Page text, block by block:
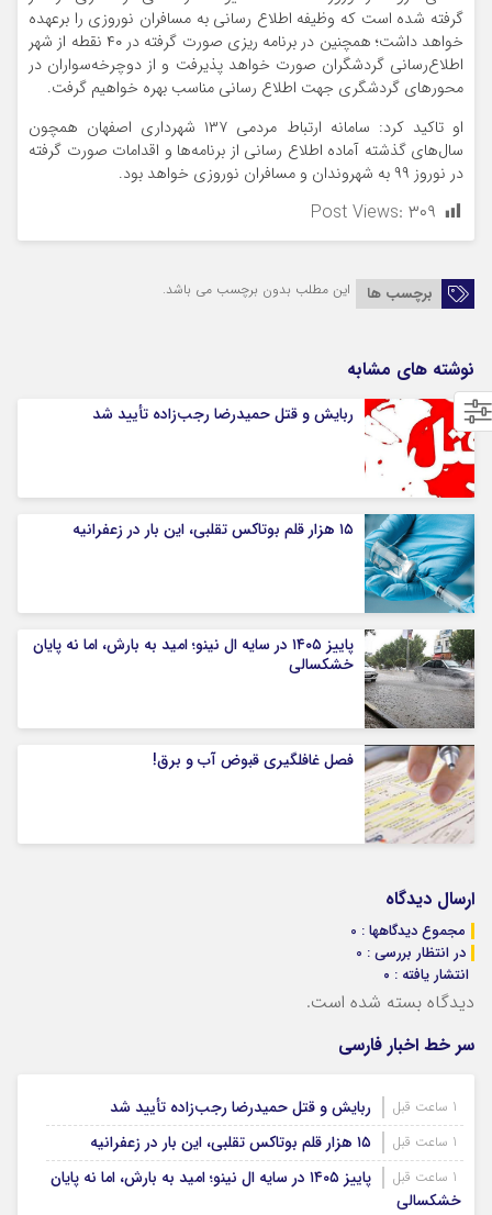
گرفته شده است که وظیفه اطلاع رسانی به مسافران نوروزی را برعهده
خواهد داشت؛ همچنین در برنامه ریزی صورت گرفته در ۴۰ نقطه از شهر
اطلاع‌رسانی گردشگران صورت خواهد پذیرفت و از دوچرخه‌سواران در
محور‌های گردشگری جهت اطلاع رسانی مناسب بهره خواهیم گرفت.
او تاکید کرد: سامانه ارتباط مردمی ۱۳۷ شهرداری اصفهان همچون
سال‌های گذشته آماده اطلاع رسانی از برنامه‌ها و اقدامات صورت گرفته
در نوروز ۹۹ به شهروندان و مسافران نوروزی خواهد بود.
Post Views: ۳۰۹
برچسب ها این مطلب بدون برچسب می باشد.
نوشته های مشابه
ربایش و قتل حمیدرضا رجب‌زاده تأیید شد
۱۵ هزار قلم بوتاکس تقلبی، این بار در زعفرانیه
پاییز ۱۴۰۵ در سایه ال‌ نینو؛ امید به بارش، اما نه پایان
خشکسالی
فصل غافلگیری قبوض آب و برق!
ارسال دیدگاه
مجموع دیدگاهها : 0
در انتظار بررسی : 0
انتشار یافته : ۰
دیدگاه بسته شده است.
سر خط اخبار فارسی
ربایش و قتل حمیدرضا رجب‌زاده تأیید شد
۱۵ هزار قلم بوتاکس تقلبی، این بار در زعفرانیه
پاییز ۱۴۰۵ در سایه ال‌ نینو؛ امید به بارش، اما نه پایان
خشکسالی